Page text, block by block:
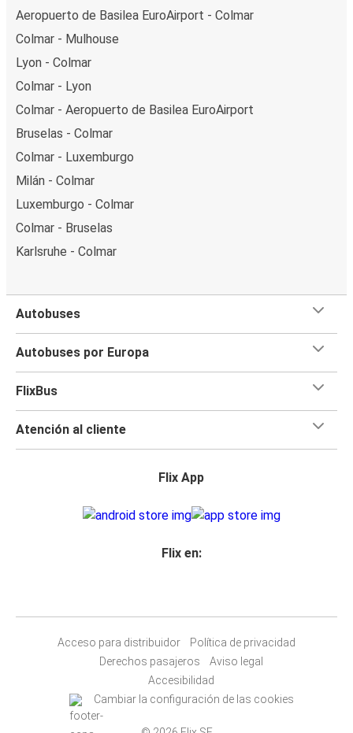
Aeropuerto de Basilea EuroAirport - Colmar
Colmar - Mulhouse
Lyon - Colmar
Colmar - Lyon
Colmar - Aeropuerto de Basilea EuroAirport
Bruselas - Colmar
Colmar - Luxemburgo
Milán - Colmar
Luxemburgo - Colmar
Colmar - Bruselas
Karlsruhe - Colmar
Autobuses
Autobuses por Europa
FlixBus
Atención al cliente
Flix App
Flix en:
Acceso para distribuidor
Política de privacidad
Derechos pasajeros
Aviso legal
Accesibilidad
Cambiar la configuración de las cookies